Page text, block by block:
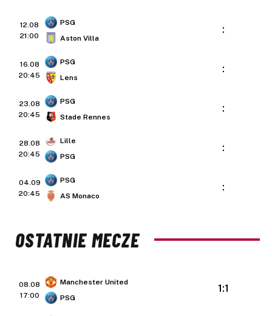
12.08
21:00
PSG
Aston Villa
:
16.08
20:45
PSG
Lens
:
23.08
20:45
PSG
Stade Rennes
:
28.08
20:45
Lille
PSG
:
04.09
20:45
PSG
AS Monaco
:
OSTATNIE MECZE
08.08
17:00
Manchester United
PSG
1:1